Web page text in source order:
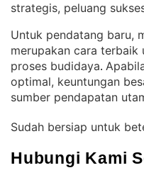
strategis, peluang
Untuk pendatang baru,
merupakan cara terbaik
proses budidaya.
optimal, keuntungan
sumber pendapatan
Sudah bersiap untuk
Hubungi Kami